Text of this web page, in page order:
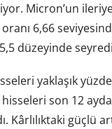
Micron’un
6,66
düzeyinde
yaklaşık
son 12
Kârlılıktaki güçlü